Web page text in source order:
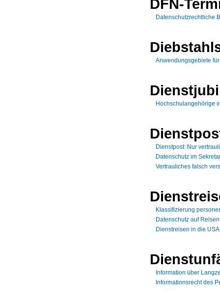
DFN-
Datenschutzrechtliche
Anwendungsgebiete
Hochschulangehörige
Dienstpost: Nur
Datenschutz im
Vertrauliches falsch
Klassifizierung
Datenschutz auf Reisen
Dienstreisen in die
Information über
Informationsrecht des